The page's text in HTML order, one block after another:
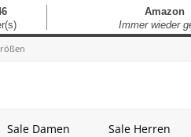
Sale Damen Sale Herren